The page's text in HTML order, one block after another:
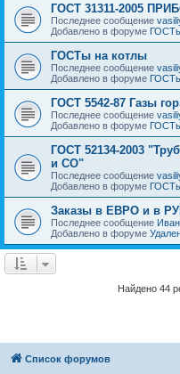
ГОСТ 31311-2005
Последнее сообщение
Добавлено в форуме
ГОСТы на котлы
Последнее сообщение
Добавлено в форуме
ГОСТ 5542-87 Газы
Последнее сообщение
Добавлено в форуме
ГОСТ 52134-2003
и СО"
Последнее сообщение
Добавлено в форуме
Заказы в ЕВРО и в
Последнее сообщение
Добавлено в форуме
Найдено 44
Список форумов